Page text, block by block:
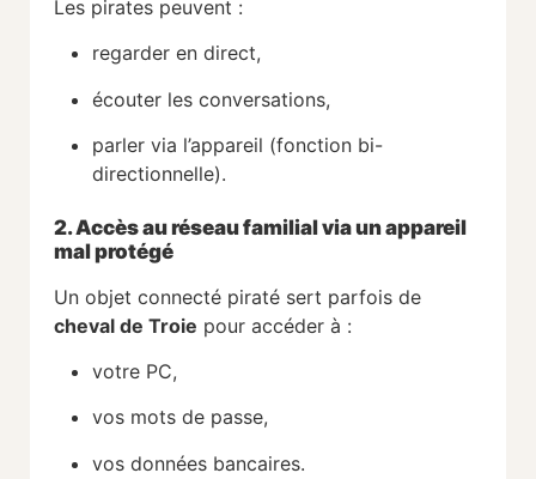
Les pirates peuvent :
regarder en direct,
écouter les conversations,
parler via l’appareil (fonction bi-
directionnelle).
2. Accès au réseau familial via un appareil
mal protégé
Un objet connecté piraté sert parfois de
cheval de Troie pour accéder à :
votre PC,
vos mots de passe,
vos données bancaires.